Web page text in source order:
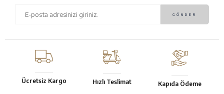
Ücretsiz Kargo Hızlı Teslimat Kapıda Ödeme